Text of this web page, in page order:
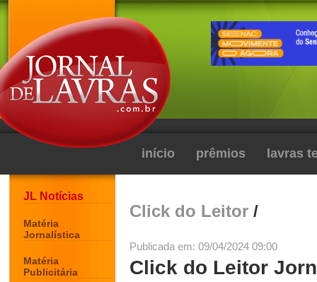
início prêmios lavras
JL Notícias
Matéria
Jornalística
Matéria
Publicitária
Click do Leitor /
Publicada em: 09/04/2024 09:00
Click do Leitor